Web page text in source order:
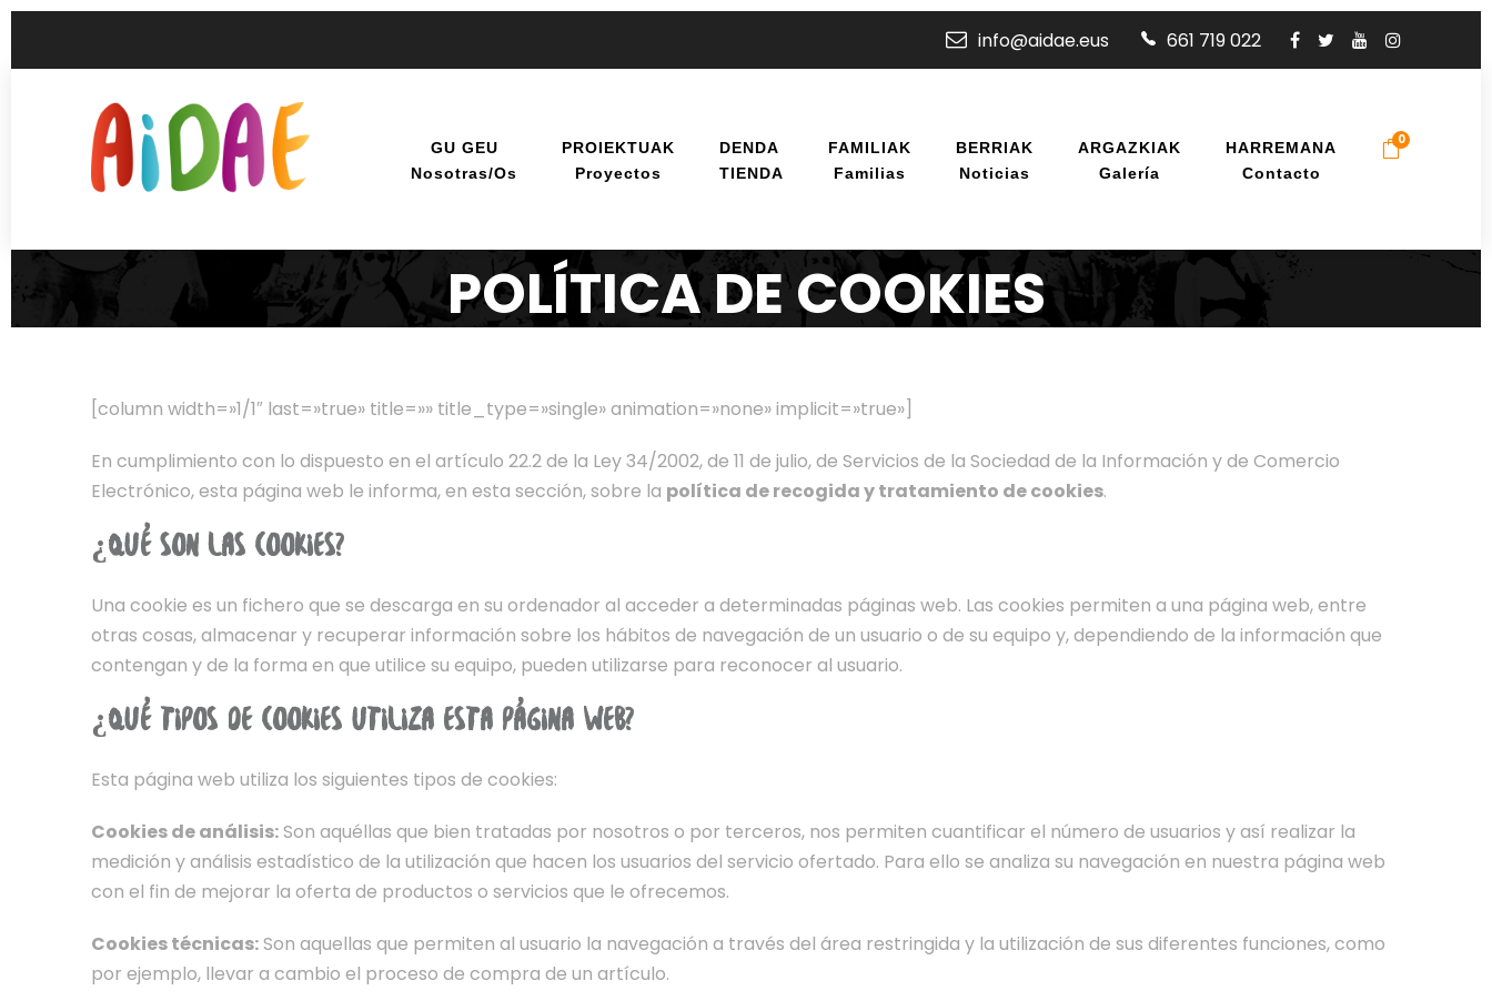
info@aidae.eus 661 719 022
GU GEU
Nosotras/os
PROIEKTUAK
Proyectos
DENDA
TIENDA
FAMILIAK
Familias
BERRIAK
Noticias
ARGAZKIAK
Galería
HARREMANA
Contacto
0
POLÍTICA DE COOKIES
[column width=»1/1″ last=»true» title=»» title_type=»single» animation=»none» implicit=»true»]
En cumplimiento con lo dispuesto en el artículo 22.2 de la Ley 34/2002, de 11 de julio, de Servicios de la Sociedad de la Información y de Comercio
Electrónico, esta página web le informa, en esta sección, sobre la política de recogida y tratamiento de cookies.
¿QUÉ SON LAS COOKIES?
Una cookie es un fichero que se descarga en su ordenador al acceder a determinadas páginas web. Las cookies permiten a una página web, entre
otras cosas, almacenar y recuperar información sobre los hábitos de navegación de un usuario o de su equipo y, dependiendo de la información que
contengan y de la forma en que utilice su equipo, pueden utilizarse para reconocer al usuario.
¿QUÉ TIPOS DE COOKIES UTILIZA ESTA PÁGINA WEB?
Esta página web utiliza los siguientes tipos de cookies:
Cookies de análisis:Son aquéllas que bien tratadas por nosotros o por terceros, nos permiten cuantificar el número de usuarios y así realizar la
medición y análisis estadístico de la utilización que hacen los usuarios del servicio ofertado. Para ello se analiza su navegación en nuestra página web
con el fin de mejorar la oferta de productos o servicios que le ofrecemos.
Cookies técnicas:Son aquellas que permiten al usuario la navegación a través del área restringida y la utilización de sus diferentes funciones, como
por ejemplo, llevar a cambio el proceso de compra de un artículo.